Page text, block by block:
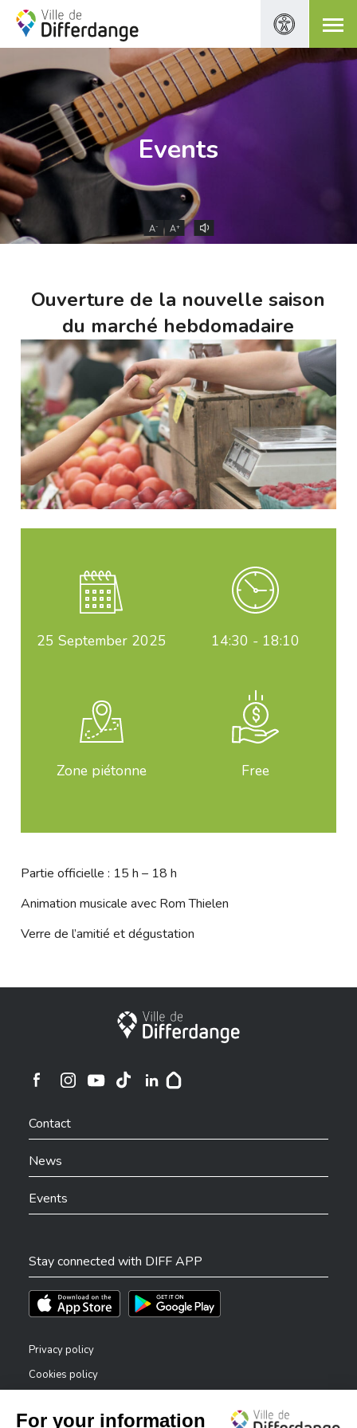
Events
A- A+
Ouverture de la nouvelle saison
du marché hebdomadaire
25 September 2025 14:30 - 18:10
Zone piétonne Free
Partie officielle : 15 h – 18 h
Animation musicale avec Rom Thielen
Verre de l’amitié et dégustation
City of Differdange
Ville de Differdange sur Instagram
Contact
News
Events
Stay connected with DIFF APP
Téléchargez l'app sur l'App StoreTéléchargez l'app sur Play Store
Privacy policy
Cookies policy
Accessibility statement